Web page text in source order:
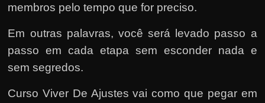
membros pelo tempo que for preciso.
Em outras palavras, você será levado passo a
passo em cada etapa sem esconder nada e
sem segredos.
Curso Viver De Ajustes vai como que pegar em